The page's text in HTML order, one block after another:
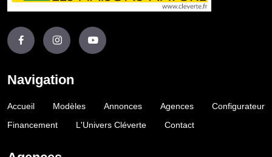
Navigation
Accueil Modèles Annonces Agences
Configurateur
Financement
L'Univers Cléverte Contact